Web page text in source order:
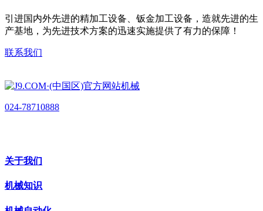
引进国内外先进的精加工设备、钣金加工设备，造就先进的生
产基地，为先进技术方案的迅速实施提供了有力的保障！
联系我们
024-78710888
关于我们
机械知识